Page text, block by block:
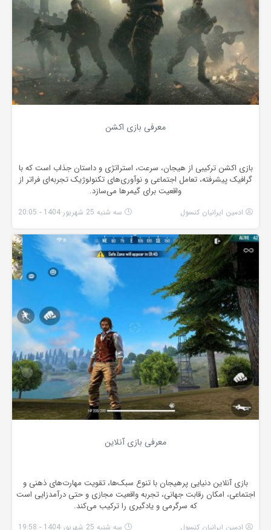
معرفی بازی اکشن
بازی اکشن ترکیبی از هیجان، سرعت، استراتژی و داستان جذاب است که با
گرافیک پیشرفته، تعامل اجتماعی و نوآوری‌های تکنولوژیک تجربه‌ای فراتر از
واقعیت برای گیمرها می‌سازد.
ادمین ایرانیان کنسول سه شنبه 25 شهریور 1404 - 20:05
معرفی بازی آنلاین
بازی آنلاین دنیایی پرهیجان با تنوع سبک‌ها، تقویت مهارت‌های ذهنی و
اجتماعی، امکان رقابت جهانی، تجربه واقعیت مجازی و حتی درآمدزایی است
که سرگرمی و یادگیری را ترکیب می‌کند.
ادمین ایرانیان کنسول سه شنبه 25 شهریور 1404 - 19:58